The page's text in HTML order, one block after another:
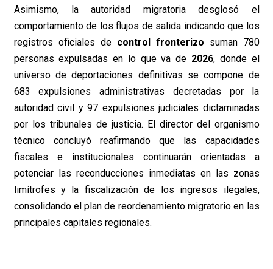
Asimismo, la autoridad migratoria desglosó el
comportamiento de los flujos de salida indicando que los
registros oficiales de control fronterizo suman 780
personas expulsadas en lo que va de 2026, donde el
universo de deportaciones definitivas se compone de
683 expulsiones administrativas decretadas por la
autoridad civil y 97 expulsiones judiciales dictaminadas
por los tribunales de justicia. El director del organismo
técnico concluyó reafirmando que las capacidades
fiscales e institucionales continuarán orientadas a
potenciar las reconducciones inmediatas en las zonas
limítrofes y la fiscalización de los ingresos ilegales,
consolidando el plan de reordenamiento migratorio en las
principales capitales regionales.